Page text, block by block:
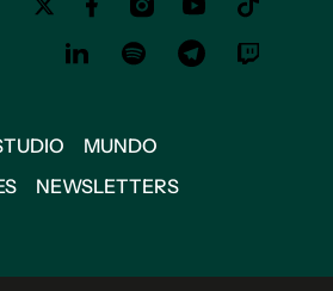
MUNDO
NEWSLETTERS